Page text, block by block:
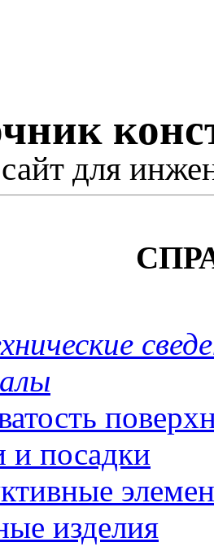
для
и посадки
изделия